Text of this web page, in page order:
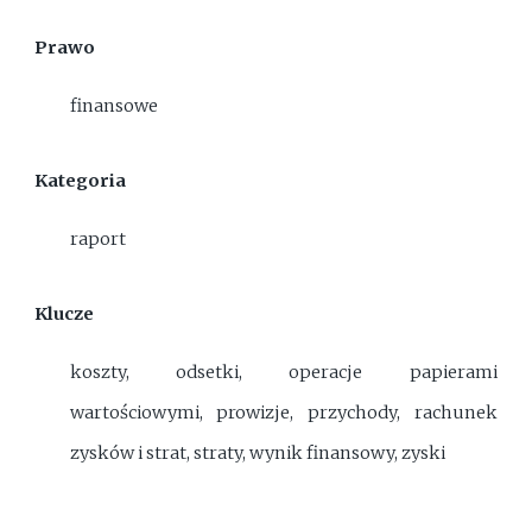
Prawo
finansowe
Kategoria
raport
Klucze
koszty, odsetki, operacje papierami
wartościowymi, prowizje, przychody, rachunek
zysków i strat, straty, wynik finansowy, zyski